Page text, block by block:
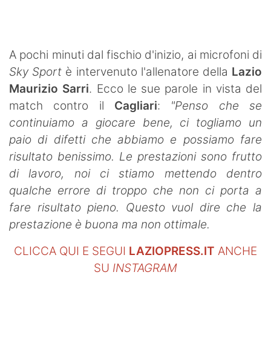
A pochi minuti dal fischio d'inizio, ai microfoni di
Sky Sport è intervenuto l'allenatore della Lazio
Maurizio Sarri. Ecco le sue parole in vista del
match contro il Cagliari: "Penso che se
continuiamo a giocare bene, ci togliamo un
paio di difetti che abbiamo e possiamo fare
risultato benissimo. Le prestazioni sono frutto
di lavoro, noi ci stiamo mettendo dentro
qualche errore di troppo che non ci porta a
fare risultato pieno. Questo vuol dire che la
prestazione è buona ma non ottimale.
CLICCA QUI E SEGUI LAZIOPRESS.IT ANCHE
SU INSTAGRAM